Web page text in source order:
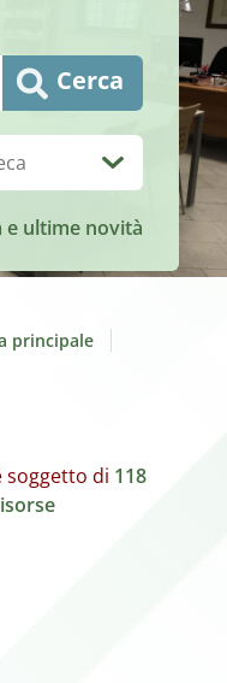
Cerca
e ultime novità
principale
soggetto di 118